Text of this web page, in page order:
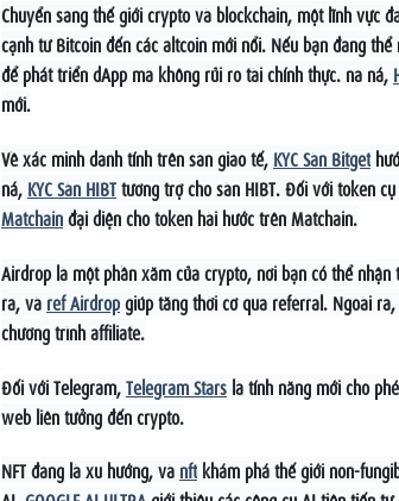
Chuyển sang thế giới crypto và blockchain, một lĩnh vực
cạnh từ Bitcoin đến các altcoin mới nổi. Nếu bạn đang
để phát triển dApp mà không rủi ro tài chính thực. na ná,
mới.
Về xác minh danh tính trên sàn giao tế, KYC Sàn Bitget
ná, KYC Sàn HIBTtương trợ cho sàn HIBT. Đối với token
Matchainđại diện cho token hài hước trên Matchain.
Airdrop là một phần xăm của crypto, nơi bạn có thể nhận
ra, và ref Airdropgiúp tăng thời cơ qua referral. Ngoài ra,
chương trình affiliate.
Đối với Telegram,Telegram Stars là tính năng mới cho
web liên tưởng đến crypto.
NFT đang là xu hướng, và nft khám phá thế giới non-